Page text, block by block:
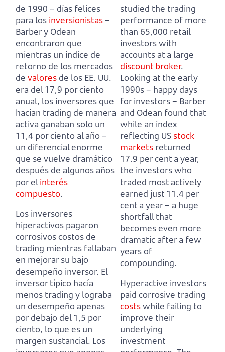
de 1990 – días felices
para los inversionistas –
Barber y Odean
encontraron que
mientras un índice de
retorno de los mercados
de valores de los EE. UU.
era del 17,9 por ciento
anual, los inversores que
hacían trading de manera
activa ganaban solo un
11,4 por ciento al año –
un diferencial enorme
que se vuelve dramático
después de algunos años
por elinterés
compuesto.
Los inversores
hiperactivos pagaron
corrosivos costos de
trading mientras fallaban
en mejorar su bajo
desempeño inversor. El
inversor típico hacía
menos trading y lograba
un desempeño apenas
por debajo del 1,5 por
ciento, lo que es un
margen sustancial. Los
studied the trading
performance of more
than 65,000 retail
investors with
accounts at a large
discount broker.
Looking at the early
1990s – happy days
for investors – Barber
and Odean found that
while an index
reflecting US stock
markets returned
17.9 per cent a year,
the investors who
traded most actively
earned just 11.4 per
cent a year – a huge
shortfall that
becomes even more
dramatic after a few
years of
compounding.
Hyperactive investors
paid corrosive trading
costswhile failing to
improve their
underlying
investment